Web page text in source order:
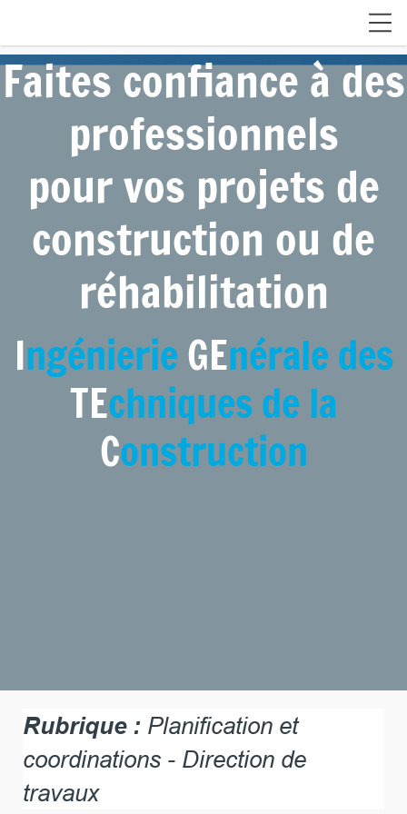
Faites confiance à des
professionnels
pour vos projets de
construction ou de
réhabilitation
IngénierieGEnérale des
TEchniques de la
Construction
Rubrique : Planification et
coordinations - Direction de
travaux